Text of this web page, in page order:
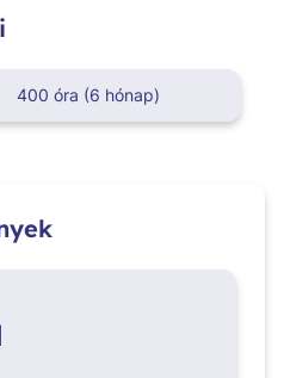
400 óra (6 hónap)